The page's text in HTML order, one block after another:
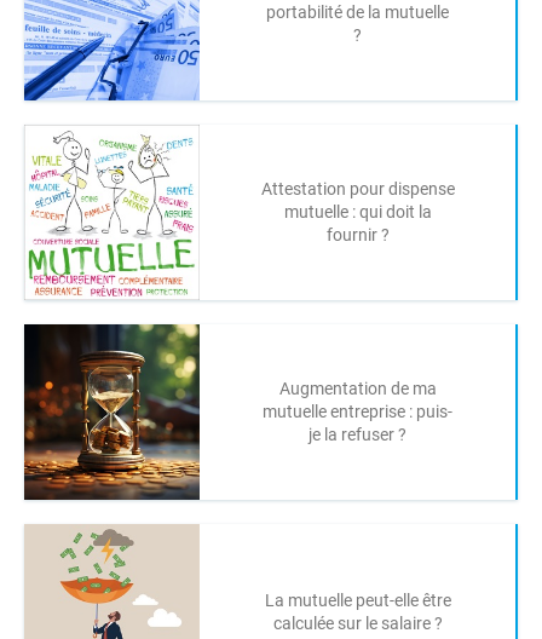
portabilité de la mutuelle
?
Attestation pour dispense
mutuelle : qui doit la
fournir ?
Augmentation de ma
mutuelle entreprise : puis-
je la refuser ?
La mutuelle peut-elle être
calculée sur le salaire ?